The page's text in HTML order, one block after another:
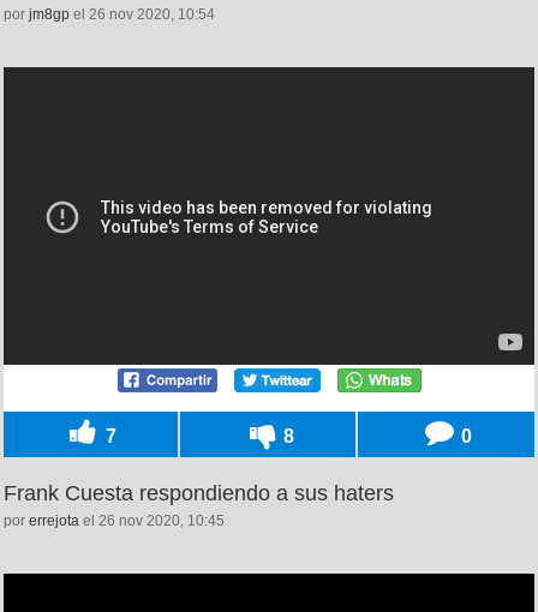
por jm8gp el 26 nov 2020, 10:54
7 8 0
Frank Cuesta respondiendo a sus haters
por errejota el 26 nov 2020, 10:45